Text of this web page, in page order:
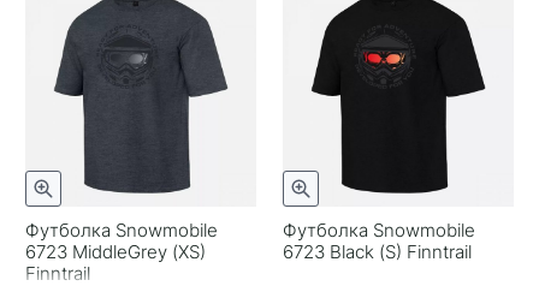
Футболка Snowmobile
6723 MiddleGrey (XS)
Finntrail
Футболка Snowmobile
6723 Black (S) Finntrail